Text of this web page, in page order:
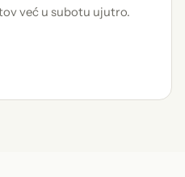
već u subotu ujutro.